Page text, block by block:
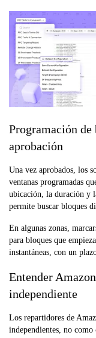
Programación de
aprobación
Una vez aprobados, los
ventanas programadas
ubicación, la duración y
permite buscar bloques
En algunas zonas,
para bloques que
instantáneas, con un
Entender
independiente
Los repartidores de
independientes, no